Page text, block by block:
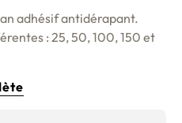
adhésif antidérapant.
: 25, 50, 100, 150 et